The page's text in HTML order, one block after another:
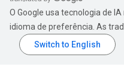
O Google usa tecnologia de
idioma de preferência. As